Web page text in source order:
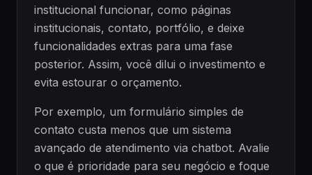
institucional funcionar, como páginas
institucionais, contato, portfólio, e deixe
funcionalidades extras para uma fase
posterior. Assim, você dilui o investimento e
evita estourar o orçamento.
Por exemplo, um formulário simples de
contato custa menos que um sistema
avançado de atendimento via chatbot. Avalie
o que é prioridade para seu negócio e foque